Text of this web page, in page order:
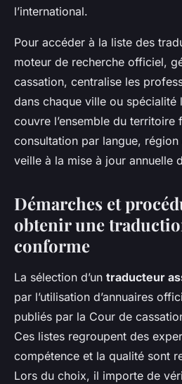
l’international.
Pour accéder à la liste des
moteur de recherche officiel,
cassation, centralise les
dans chaque ville ou spécialité
couvre l’ensemble du territoire
consultation par langue, région
veille à la mise à jour annuelle
Démarches et
obtenir une
conforme
La sélection d’un traducteur
par l’utilisation d’annuaires
publiés par la Cour de
Ces listes regroupent des
compétence et la qualité sont
Lors du choix, il importe de